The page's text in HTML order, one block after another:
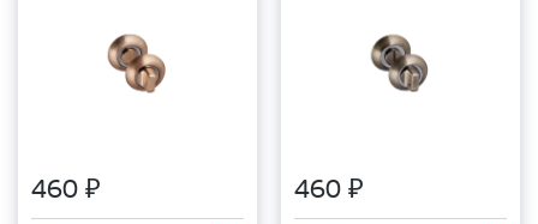
460 ₽ 460 ₽